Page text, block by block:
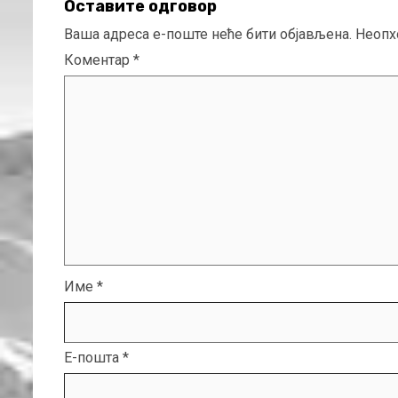
Оставите одговор
Ваша адреса е-поште неће бити објављена.
Коментар *
Име *
Е-пошта *